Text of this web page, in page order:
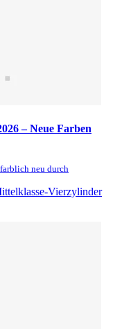
– Neue Farben
neu durch
Vierzylinder